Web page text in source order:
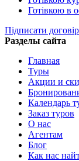
Готівкою в
Підписати договір
Разделы сайта
Главная
Туры
Акции и
Календарь
Заказ туров
О нас
Агентам
Блог
Как нас